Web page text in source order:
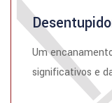
Um
significativos e